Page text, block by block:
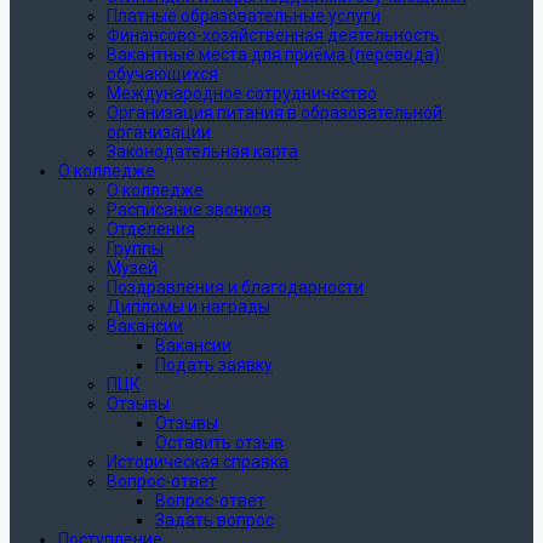
Платные образовательные услуги
Финансово-хозяйственная деятельность
Вакантные места для приёма (перевода)
обучающихся
Международное сотрудничество
Организация питания в образовательной
организации
Законодательная карта
О колледже
О колледже
Расписание звонков
Отделения
Группы
Музей
Поздравления и благодарности
Дипломы и награды
Вакансии
Вакансии
Подать заявку
ПЦК
Отзывы
Отзывы
Оставить отзыв
Историческая справка
Вопрос-ответ
Вопрос-ответ
Задать вопрос